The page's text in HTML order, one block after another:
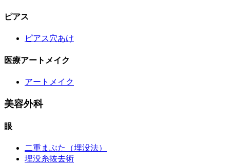
ピアス
ピアス穴あけ
医療アートメイク
アートメイク
美容外科
眼
二重まぶた（埋没法）
埋没糸抜去術